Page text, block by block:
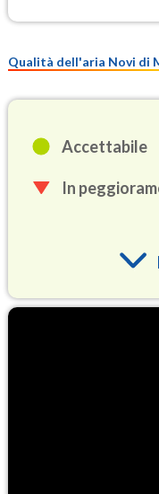
Qualità dell'aria Novi di
Accettabile
In